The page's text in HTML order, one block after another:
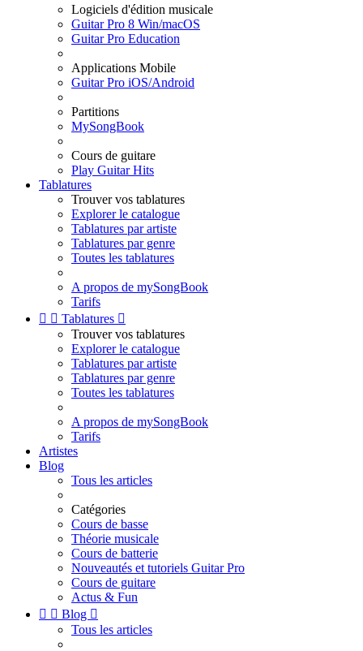
Logiciels d'édition musicale
Guitar Pro 8 Win/macOS
Guitar Pro Education
Applications Mobile
Guitar Pro iOS/Android
Partitions
MySongBook
Cours de guitare
Play Guitar Hits
Tablatures
Trouver vos tablatures
Explorer le catalogue
Tablatures par artiste
Tablatures par genre
Toutes les tablatures
A propos de mySongBook
Tarifs
  Tablatures 
Trouver vos tablatures
Explorer le catalogue
Tablatures par artiste
Tablatures par genre
Toutes les tablatures
A propos de mySongBook
Tarifs
Artistes
Blog
Tous les articles
Catégories
Cours de basse
Théorie musicale
Cours de batterie
Nouveautés et tutoriels Guitar Pro
Cours de guitare
Actus & Fun
  Blog 
Tous les articles